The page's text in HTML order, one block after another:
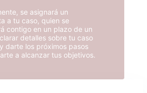
se asignará un
a tu caso, quien se
contigo en un plazo de un
detalles sobre tu caso
darte los próximos pasos
a alcanzar tus objetivos.